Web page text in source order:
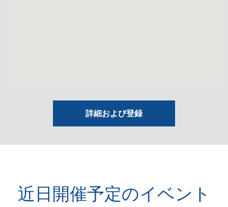
詳細および登録
近日開催予定のイベント